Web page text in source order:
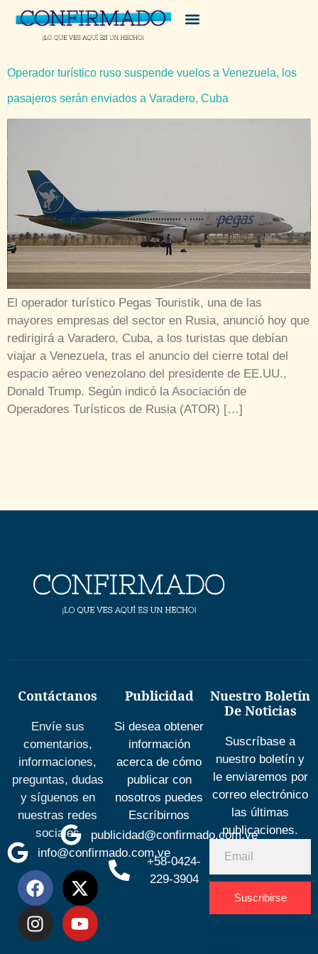
Operador turístico ruso suspende vuelos a Venezuela, los
pasajeros serán enviados a Varadero, Cuba
El operador turístico Pegas Touristik, una de las
mayores empresas del sector en Rusia, anunció hoy que
redirigirá a Varadero, Cuba, a los turistas que debían
viajar a Venezuela, tras el anuncio del cierre total del
espacio aéreo venezolano del presidente de EE.UU.,
Donald Trump. Según indicó la Asociación de
Operadores Turísticos de Rusia (ATOR) […]
Contáctanos
Envíe sus
comentarios,
informaciones,
preguntas, dudas
y síguenos en
nuestras redes
sociales
info@confirmado.com.ve
Publicidad
Si desea obtener
información
acerca de cómo
publicar con
nosotros puedes
Escríbirnos
publicidad@confirmado.com.ve
+58-0424-
229-3904
Nuestro Boletín
De Noticias
Suscríbase a
nuestro boletín y
le enviaremos por
correo electrónico
las últimas
publicaciones.
Suscribirse